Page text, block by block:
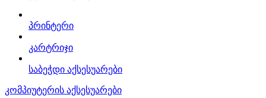
პრინტერი
კარტრიჯი
საბეჭდი აქსესუარები
კომპიუტერის აქსესუარები